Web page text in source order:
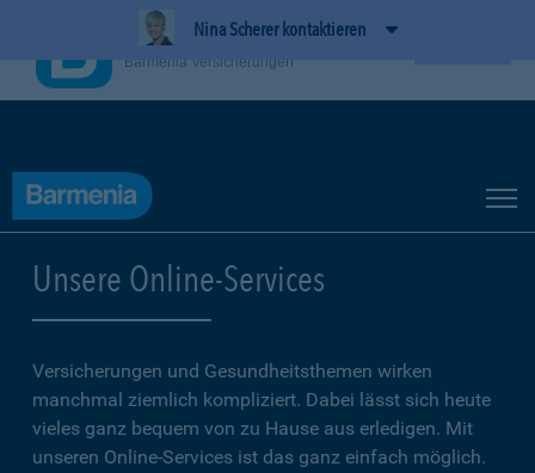
Nina Scherer kontaktieren
Unsere Online-Services
Versicherungen und Gesundheitsthemen wirken
manchmal ziemlich kompliziert. Dabei lässt sich heute
vieles ganz bequem von zu Hause aus erledigen. Mit
unseren Online-Services ist das ganz einfach möglich.
BarmeniaApp
Barmenia Versicherungen